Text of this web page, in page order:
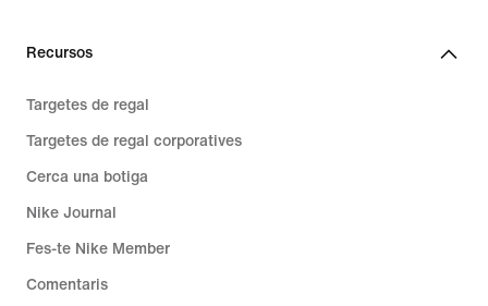
Recursos
Targetes de regal
Targetes de regal corporatives
Cerca una botiga
Nike Journal
Fes-te Nike Member
Comentaris